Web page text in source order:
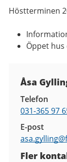
Höstterminen
Öppet hus
Åsa
Telefon
031-365 97
E-post
asa.gylling@
Fler